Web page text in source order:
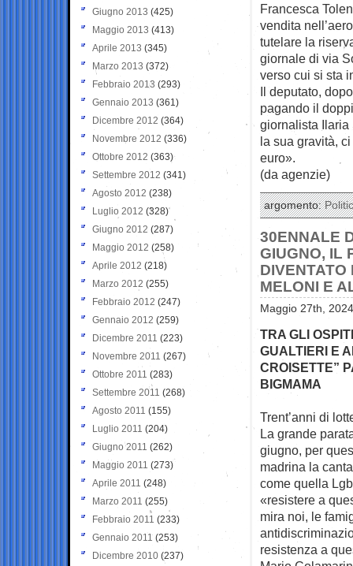
Francesca
vendita
tutelare la
giornale di via
verso cui si sta
Il deputato,
pagando il
giornalista Ilaria
la sua gravità,
euro».
(da agenzie)
argomento:
30ENNALE
GIUGNO, IL
DIVENTATO
MELONI E
Maggio 27th,
TRA GLI
GUALTIERI E
CROISETTE”
BIGMAMA
Trent’anni di
La grande
giugno, per
madrina la
come quella
«resistere a
mira noi, le
resistenza a
Giugno 2013 (425)
Maggio 2013 (413)
Aprile 2013 (345)
Marzo 2013 (372)
Febbraio 2013 (293)
Gennaio 2013 (361)
Dicembre 2012 (364)
Novembre 2012 (336)
Ottobre 2012 (363)
Settembre 2012 (341)
Agosto 2012 (238)
Luglio 2012 (328)
Giugno 2012 (287)
Maggio 2012 (258)
Aprile 2012 (218)
Marzo 2012 (255)
Febbraio 2012 (247)
Gennaio 2012 (259)
Dicembre 2011 (223)
Novembre 2011 (267)
Ottobre 2011 (283)
Settembre 2011 (268)
Agosto 2011 (155)
Luglio 2011 (204)
Giugno 2011 (262)
Maggio 2011 (273)
Aprile 2011 (248)
Marzo 2011 (255)
Febbraio 2011 (233)
Gennaio 2011 (253)
Dicembre 2010 (237)